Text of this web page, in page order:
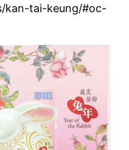
kan-tai-keung/#oc-